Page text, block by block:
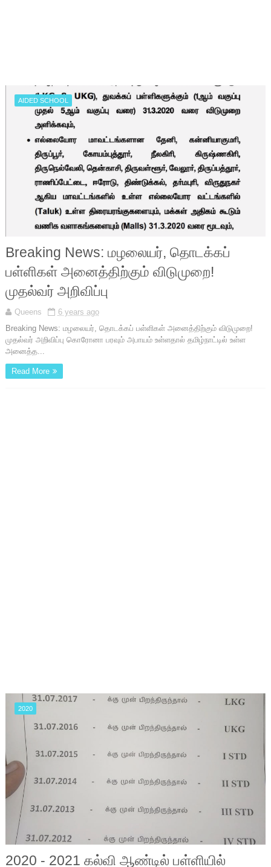
AIDED SCHOOL
Breaking News: மழலையர், தொடக்கப்
பள்ளிகள் அனைத்திற்கும் விடுமுறை!
முதல்வர் அறிவிப்பு
Queens
6 years ago
Breaking News: மழலையர், தொடக்கப் பள்ளிகள் அனைத்திற்கும் விடுமுறை!
முதல்வர் அறிவிப்பு கொரோனா பரவும் அபாயம் உள்ளதால் தமிழ்நாட்டில் உள்ள
அனைத்த...
Read More
2020
2020 - 2021 கல்வி ஆண்டில் பள்ளியில்